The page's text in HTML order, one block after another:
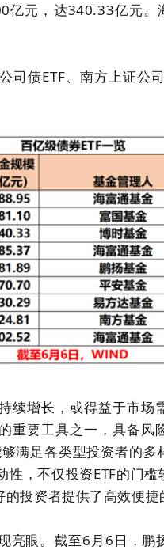
亿元，达340.33亿元。
司债ETF、南方上证公
续增长，或得益于市场
重要工具之一，具备风
满足各类型投资者的
性，不仅投资ETF的门
投资者提供了高效便捷
亮眼。截至6月6日，鹏